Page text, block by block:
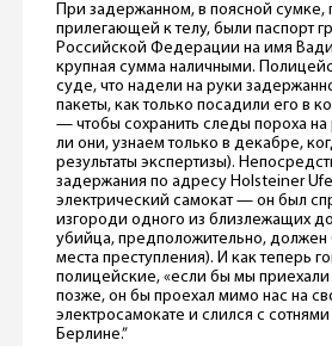
При задержанном, в поясной сумке,
прилегающей к телу, были паспорт
Российской Федерации на имя
крупная сумма наличными.
суде, что надели на руки
пакеты, как только посадили его в
— чтобы сохранить следы пороха на
ли они, узнаем только в декабре,
результаты экспертизы).
задержания по адресу Holsteiner
электрический самокат — он был
изгороди одного из близлежащих
убийца, предположительно, должен
места преступления). И как теперь
полицейские, «если бы мы приехали
позже, он бы проехал мимо нас на
электросамокате и слился с сотнями
Берлине.”